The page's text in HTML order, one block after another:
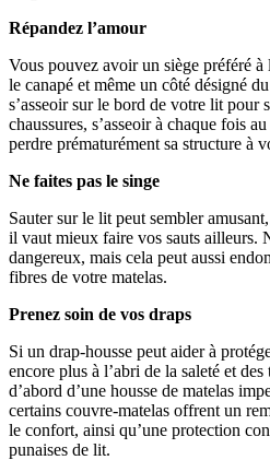
Répandez l’amour
Vous pouvez avoir un siège préféré
le canapé et même un côté désigné
s’asseoir sur le bord de votre lit pour
chaussures, s’asseoir à chaque fois
perdre prématurément sa structure à
Ne faites pas le singe
Sauter sur le lit peut sembler
il vaut mieux faire vos sauts ailleurs.
dangereux, mais cela peut aussi
fibres de votre matelas.
Prenez soin de vos draps
Si un drap-housse peut aider à
encore plus à l’abri de la saleté et
d’abord d’une housse de matelas
certains couvre-matelas offrent un
le confort, ainsi qu’une protection
punaises de lit.